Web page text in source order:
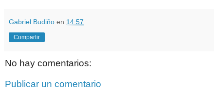
Gabriel Budiño en 14:57
Compartir
No hay comentarios:
Publicar un comentario